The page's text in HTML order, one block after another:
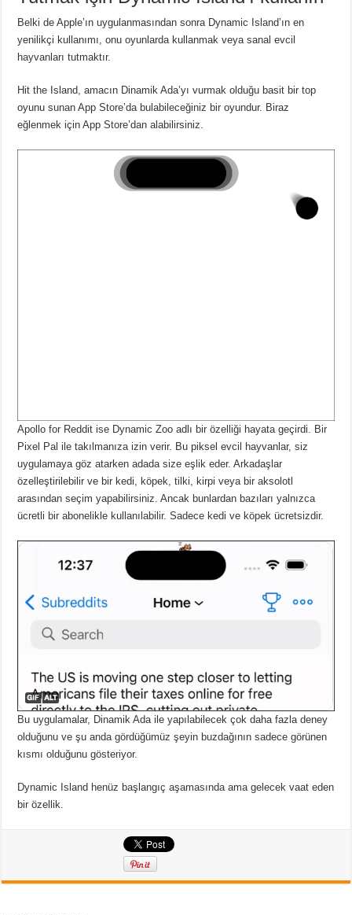
Belki de Apple’ın uygulanmasından sonra Dynamic Island’ın en
yenilikçi kullanımı, onu oyunlarda kullanmak veya sanal evcil
hayvanları tutmaktır.
Hit the Island, amacın Dinamik Ada’yı vurmak olduğu basit bir top
oyunu sunan App Store’da bulabileceğiniz bir oyundur. Biraz
eğlenmek için App Store’dan alabilirsiniz.
Apollo for Reddit ise Dynamic Zoo adlı bir özelliği hayata geçirdi. Bir
Pixel Pal ile takılmanıza izin verir. Bu piksel evcil hayvanlar, siz
uygulamaya göz atarken adada size eşlik eder.Arkadaşlar
özelleştirilebilir ve bir kedi, köpek, tilki, kirpi veya bir aksolotl
arasından seçim yapabilirsiniz.Ancak bunlardan bazıları yalnızca
ücretli bir abonelikle kullanılabilir.Sadece kedi ve köpek ücretsizdir.
Bu uygulamalar, Dinamik Ada ile yapılabilecek çok daha fazla deney
olduğunu ve şu anda gördüğümüz şeyin buzdağının sadece görünen
kısmı olduğunu gösteriyor.
Dynamic Island henüz başlangıç ​​aşamasında ama gelecek vaat eden
bir özellik.